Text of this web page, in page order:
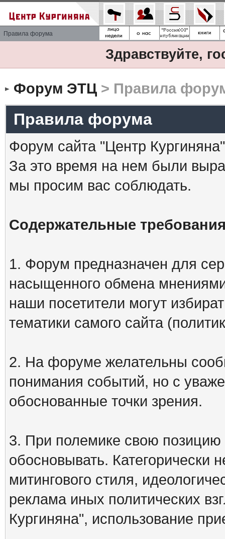
Правила форума
Здравствуйте,
Форум ЭТЦ> Правила
Правила форума
Форум сайта "Центр
За это время на нем были
мы просим вас соблюдать.
Содержательные
1. Форум предназначен для
насыщенного обмена
наши посетители могут
тематики самого сайта
2. На форуме желательны
понимания событий, но с
обоснованные точки зрения.
3. При полемике свою
обосновывать. Категорически
митингового стиля,
реклама иных политических
Кургиняна", использование